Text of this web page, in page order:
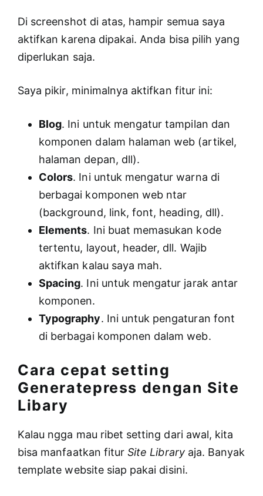
Di screenshot di atas, hampir semua saya
aktifkan karena dipakai. Anda bisa pilih yang
diperlukan saja.
Saya pikir, minimalnya aktifkan fitur ini:
Blog. Ini untuk mengatur tampilan dan
komponen dalam halaman web (artikel,
halaman depan, dll).
Colors. Ini untuk mengatur warna di
berbagai komponen web ntar
(background, link, font, heading, dll).
Elements. Ini buat memasukan kode
tertentu, layout, header, dll. Wajib
aktifkan kalau saya mah.
Spacing. Ini untuk mengatur jarak antar
komponen.
Typography. Ini untuk pengaturan font
di berbagai komponen dalam web.
Cara cepat setting
Generatepress dengan Site
Libary
Kalau ngga mau ribet setting dari awal, kita
bisa manfaatkan fiturSite Libraryaja. Banyak
template website siap pakai disini.